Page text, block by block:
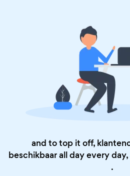
and to top it off,
beschikbaar all day every day,
.